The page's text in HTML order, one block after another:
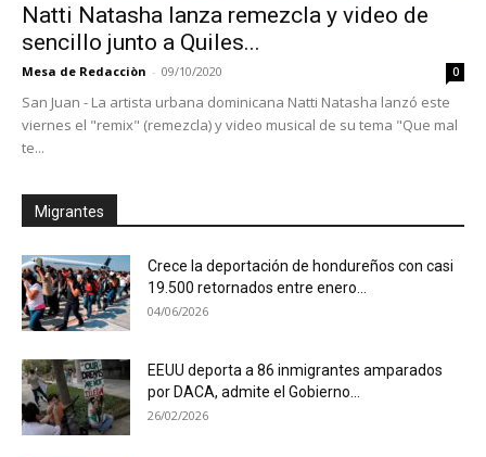
Natti Natasha lanza remezcla y video de
sencillo junto a Quiles...
Mesa de Redacciòn - 09/10/2020 0
San Juan - La artista urbana dominicana Natti Natasha lanzó este
viernes el "remix" (remezcla) y video musical de su tema "Que mal
te...
Migrantes
Crece la deportación de hondureños con casi
19.500 retornados entre enero...
04/06/2026
EEUU deporta a 86 inmigrantes amparados
por DACA, admite el Gobierno...
26/02/2026